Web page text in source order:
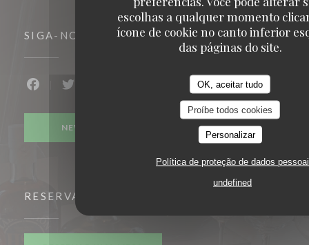
escolhas a qualquer momento
ícone de cookie no canto inferior
das páginas do site.
OK, aceitar tudo
Proíbe todos cookies
Personalizar
Política de proteção de dados
undefined
SIGA-NOS
Facebook ((abre numa nova janela))
Twitter ((abre numa nova janela))
NEWSLETTER
RESERVA